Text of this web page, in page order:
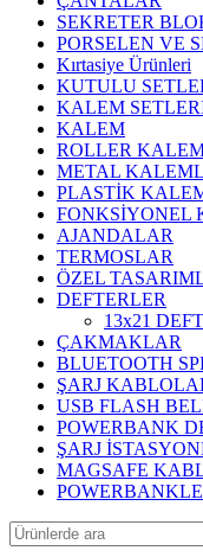
SEKRETER
PORSELEN VE
Kırtasiye Ürünleri
KUTULU
KALEM
KALEM
ROLLER
METAL
PLASTİK
FONKSİYONEL
AJANDALAR
TERMOSLAR
ÖZEL
DEFTERLER
13x21
ÇAKMAKLAR
BLUETOOTH
ŞARJ
USB FLASH
POWERBANK
ŞARJ
MAGSAFE